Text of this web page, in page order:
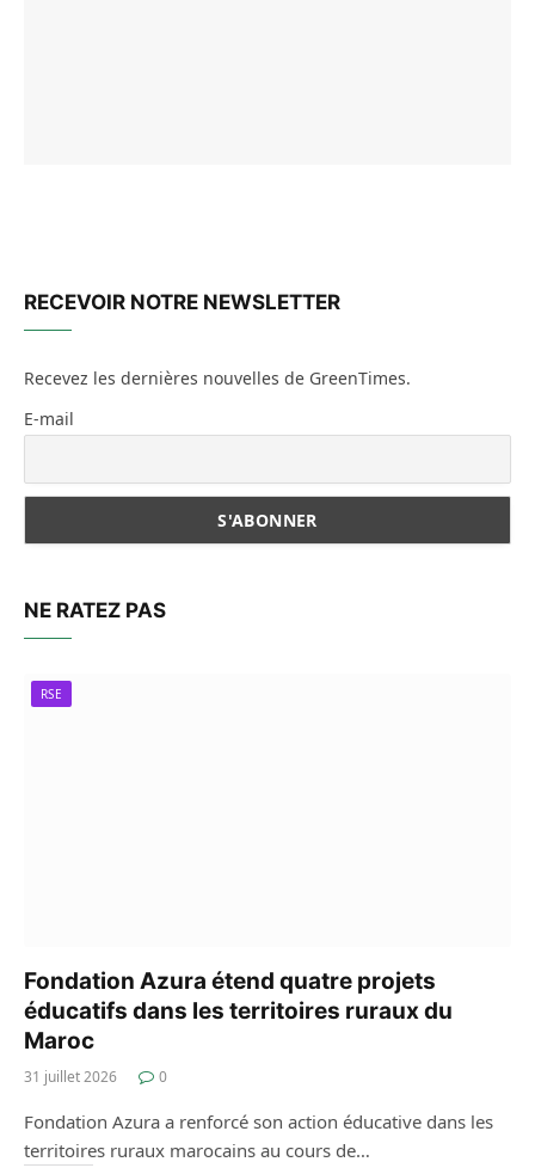
RECEVOIR NOTRE NEWSLETTER
Recevez les dernières nouvelles de GreenTimes.
E-mail
NE RATEZ PAS
RSE
Fondation Azura étend quatre projets
éducatifs dans les territoires ruraux du
Maroc
31 juillet 2026 0
Fondation Azura a renforcé son action éducative dans les
territoires ruraux marocains au cours de…